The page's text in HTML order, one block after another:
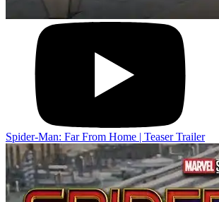
Spider-Man: Far From Home | Teaser Trailer